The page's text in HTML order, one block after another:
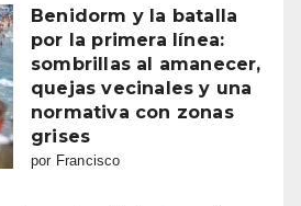
Benidorm y la batalla
por la primera línea:
sombrillas al amanecer,
quejas vecinales y una
normativa con zonas
grises
por Francisco